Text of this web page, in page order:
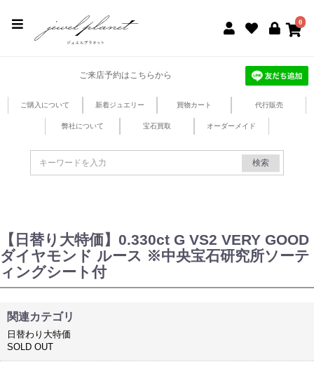
0
ご来店予約はこちらから
ご購入について 新着ジュエリー 買物カート 代行販売
弊社について 宝石買取 オーダーメイド
検索
【日替り大特価】0.330ct G VS2 VERY GOOD
ダイヤモンド ルース ※中央宝石研究所ソーテ
ィングシート付
関連カテゴリ
日替わり大特価
SOLD OUT